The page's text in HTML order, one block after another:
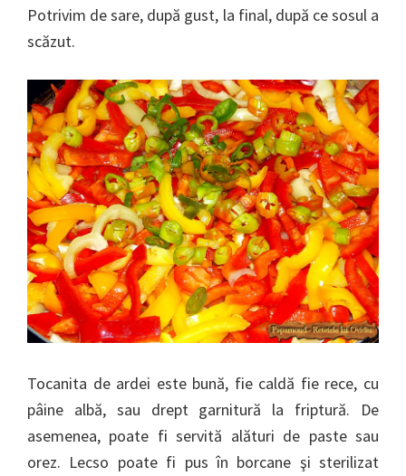
Potrivim de sare, după gust, la final, după ce sosul a
scăzut.
Tocanita de ardei este bună, fie caldă fie rece, cu
pâine albă, sau drept garnitură la friptură. De
asemenea, poate fi servită alături de paste sau
orez. Lecso poate fi pus în borcane şi sterilizat